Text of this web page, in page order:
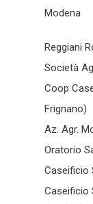
Modena
Reggiani
Società
Coop
Frignano)
Az. Agr.
Oratorio
Caseificio
Caseificio